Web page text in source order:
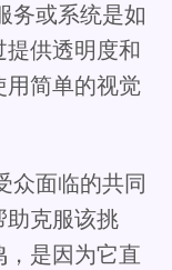
务或系统是如
供透明度和
用简单的视觉
众面临的共同
助克服该挑
是因为它直